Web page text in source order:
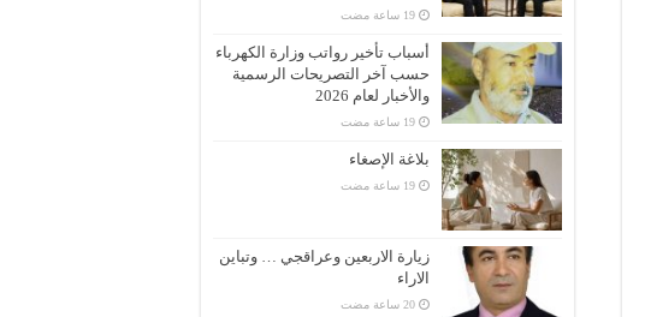
أسباب تأخير رواتب وزارة الكهرباء
حسب آخر التصريحات الرسمية
والأخبار لعام 2026
بلاغة الإصغاء
زيارة الاربعين وعراقجي … وتباين
الاراء